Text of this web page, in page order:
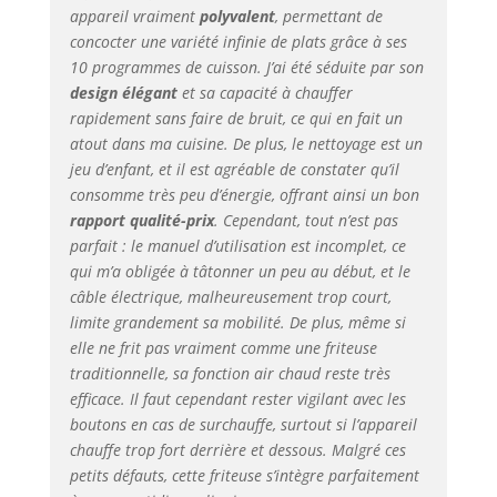
rapidement. DES
FRITURES,
GRILLADES ET PLUS
ENCORE : La friture
à l'air est un
excellent moyen de
déguster des
sains. Cette
friteuse electrique
sans huile vous
donne le choix
entre 10
programmes de
cuisson plus
saines, à votre
convenance. DES
ALIMENTS POUR
TOUTE LA FAMILLE
: Que vous soyez
seul ou que vous
appareil vraiment polyvalent, permettant de
concocter une variété infinie de plats grâce à ses
10 programmes de cuisson. J’ai été séduite par son
design élégantet sa capacité à chauffer
rapidement sans faire de bruit, ce qui en fait un
atout dans ma cuisine. De plus, le nettoyage est un
jeu d’enfant, et il est agréable de constater qu’il
consomme très peu d’énergie, offrant ainsi un bon
rapport qualité-prix. Cependant, tout n’est pas
parfait : le manuel d’utilisation est incomplet, ce
qui m’a obligée à tâtonner un peu au début, et le
câble électrique, malheureusement trop court,
limite grandement sa mobilité. De plus, même si
elle ne frit pas vraiment comme une friteuse
traditionnelle, sa fonction air chaud reste très
efficace. Il faut cependant rester vigilant avec les
boutons en cas de surchauffe, surtout si l’appareil
chauffe trop fort derrière et dessous. Malgré ces
petits défauts, cette friteuse s’intègre parfaitement